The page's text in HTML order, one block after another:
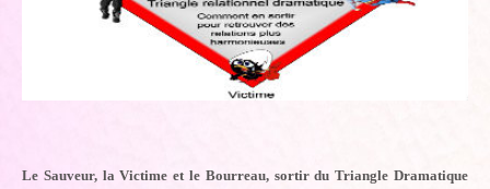
Le Sauveur, la Victime et le Bourreau, sortir du Triangle Dramatique